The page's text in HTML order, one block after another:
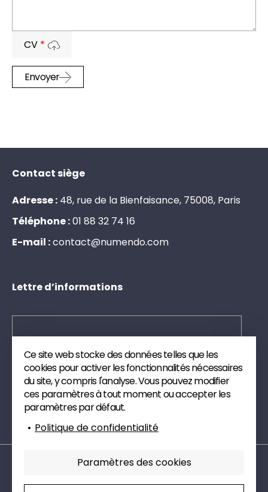
CV *
Envoyer
Ce site web stocke des données telles que les
cookies pour activer les fonctionnalités nécessaires
du site, y compris l'analyse. Vous pouvez modifier
ces paramètres à tout moment ou accepter les
paramètres par défaut.
Politique de confidentialité
Paramètres des cookies
Contact siège
Adresse : 48, rue de la Bienfaisance, 75008, Paris
Téléphone :01 88 32 74 16
E-mail :contact@numendo.com
Lettre d’informations
Envoyer
Inscrivez-vous à notre newsletter. Nous vous
enverrons des publications et des articles de veille
Mentions légales
Politique de confidentialité
Paramètres cookies
Charte RSE